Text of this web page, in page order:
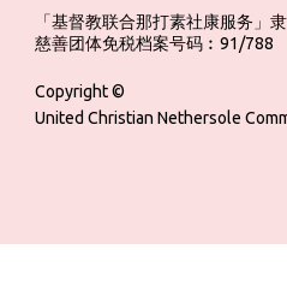
「基督教联合那打素社康服务」
慈善团体免税档案号码︰91/788
Copyright ©
United Christian Nethersole